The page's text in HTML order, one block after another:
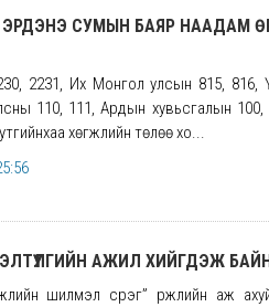
СУМЫН БАЯР НААДАМ
2231, Их Монгол улсын 815, 816,
110, 111, Ардын хувьсгалын
хөгжлийн төлөө хо...
АЖИЛ ХИЙГДЭЖ
шилмэл сүрэг” үржлийн аж